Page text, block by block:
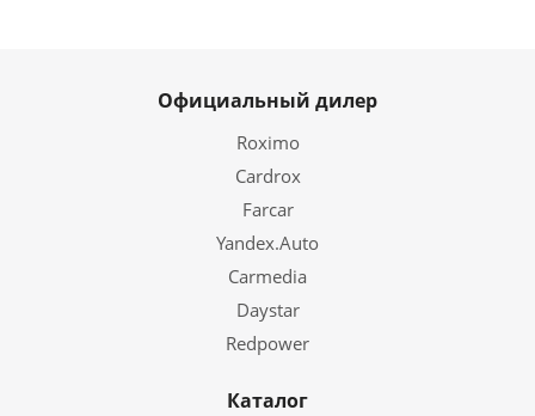
Официальный дилер
Roximo
Cardrox
Farcar
Yandex.Auto
Carmedia
Daystar
Redpower
Каталог